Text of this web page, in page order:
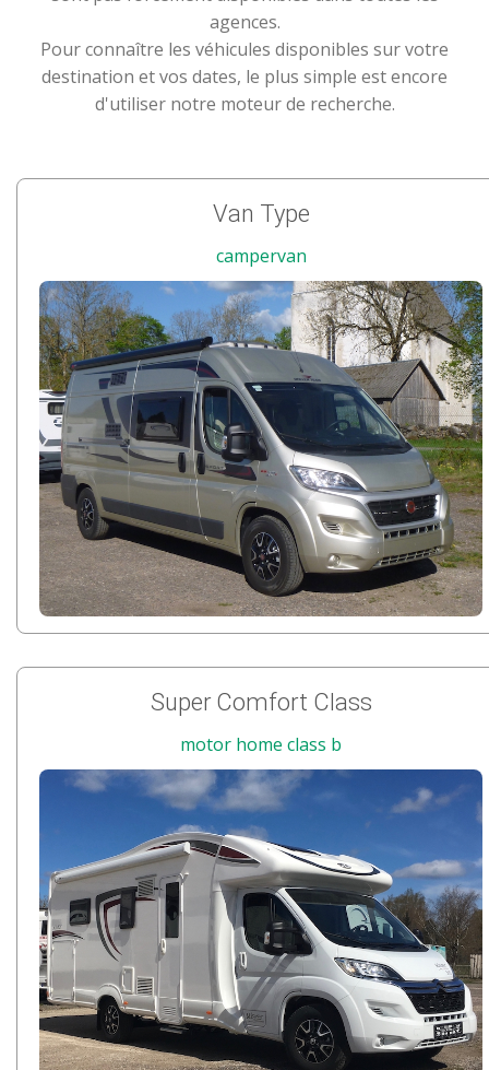
agences.
Pour connaître les véhicules disponibles sur votre
destination et vos dates, le plus simple est encore
d'utiliser notre moteur de recherche.
Van Type
campervan
Super Comfort Class
motor home class b